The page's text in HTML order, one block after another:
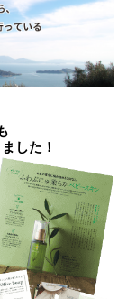
した！